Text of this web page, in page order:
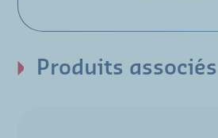
Produits associés